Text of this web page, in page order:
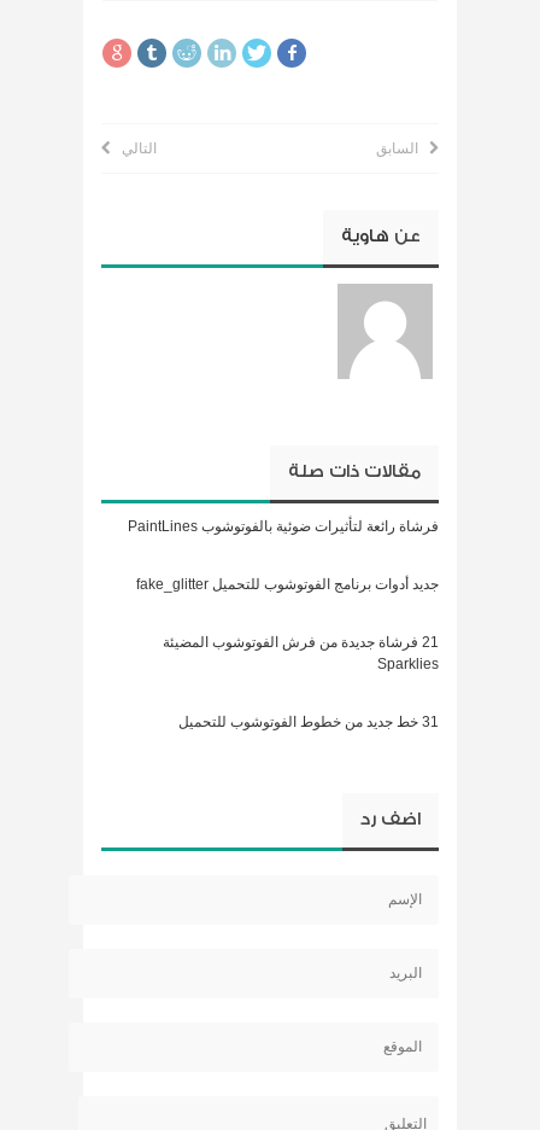
السابق التالي
عن هاوية
مقالات ذات صلة
فرشاة رائعة لتأثيرات ضوئية بالفوتوشوب PaintLines
جديد أدوات برنامج الفوتوشوب للتحميل fake_glitter
21 فرشاة جديدة من فرش الفوتوشوب المضيئة
Sparklies
31 خط جديد من خطوط الفوتوشوب للتحميل
اضف رد